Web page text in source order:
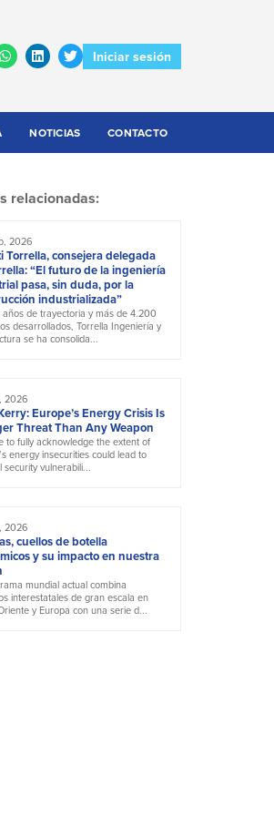
Iniciar sesión
NOTICIAS CONTACTO
relacionadas:
2026
Torrella, consejera delegada
“El futuro de la ingeniería
pasa, sin duda, por la
industrializada”
de trayectoria y más de 4.200
desarrollados, Torrella Ingeniería y
se ha consolida...
2026
Europe’s Energy Crisis Is
Threat Than Any Weapon
to fully acknowledge the extent of
energy insecurities could lead to
security vulnerabili...
2026
cuellos de botella
y su impacto en nuestra
mundial actual combina
interestatales de gran escala en
y Europa con una serie d...